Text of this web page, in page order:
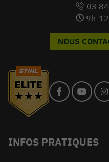
03
9h-
NOUS
INFOS PRATIQUES